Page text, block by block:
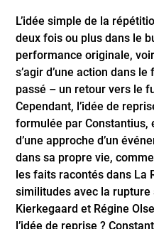
L’idée simple de la
deux fois ou plus dans le
performance originale,
s’agir d’une action dans
passé – un retour vers le
Cependant, l’idée de
formulée par Constantius,
d’une approche d’un
dans sa propre vie,
les faits racontés dans La
similitudes avec la
Kierkegaard et Régine
l’idée de reprise ?